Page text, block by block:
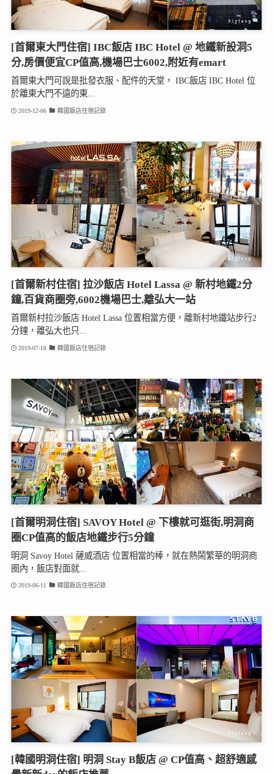
[首爾東大門住宿] IBC飯店 IBC Hotel @ 地鐵新設洞5
分,房價便宜CP值高,機場巴士6002,附近有emart
首爾東大門可說是批發衣服、配件的天堂， IBC飯店 IBC Hotel 位
於離東大門不遠的東...
2019-12-06 韓國飯店住宿記錄
[首爾新村住宿] 拉沙飯店 Hotel Lassa @ 新村地鐵2分
鐘,百貨商圈旁,6002機場巴士,離弘大一站
首爾新村拉沙飯店 Hotel Lassa 位置相當方便，離新村地鐵站步行2
分鐘，離弘大也只...
2019-07-18 韓國飯店住宿記錄
[首爾明洞住宿] SAVOY Hotel @ 下樓就可逛街,明洞商
圈CP值高的飯店地鐵步行5分鐘
明洞 Savoy Hotel 薩威酒店 位置相當的棒，就在熱鬧繁華的明洞商
圈內，飯店對面就...
2019-06-11 韓國飯店住宿記錄
[韓國明洞住宿] 明洞 Stay B飯店 @ CP值高、超舒適感